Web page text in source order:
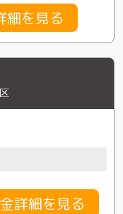
細を見る
詳細を見る